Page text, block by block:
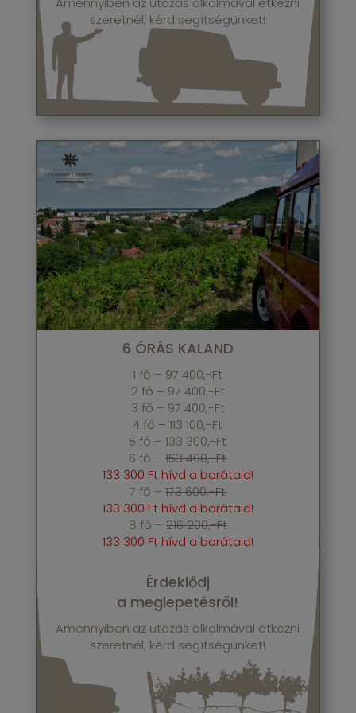
szeretnél, kérd segítségünket!
6 ÓRÁS KALAND
1 fő – 97 400,-Ft
2 fő – 97 400,-Ft
3 fő – 97 400,-Ft
4 fő – 113 100,-Ft
5 fő – 133 300,-Ft
6 fő –153 400,-Ft
133 300 Ft hívd a barátaid!
7 fő –173 600,-Ft
133 300 Ft hívd a barátaid!
8 fő – 216 200,-Ft
133 300 Ft hívd a barátaid!
Érdeklődj
a meglepetésről!
Amennyiben az utazás alkalmával étkezni
szeretnél, kérd segítségünket!